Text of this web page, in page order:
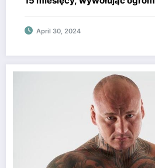
byłego mistrza UFC
April 30, 2024